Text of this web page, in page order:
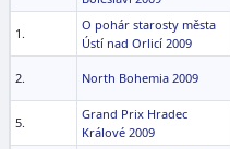
1.
O pohár starosty města
Ústí nad Orlicí 2009
2. North Bohemia 2009
5.
Grand Prix Hradec
Králové 2009